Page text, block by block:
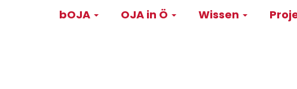
Main
bOJA OJA in Ö Wissen